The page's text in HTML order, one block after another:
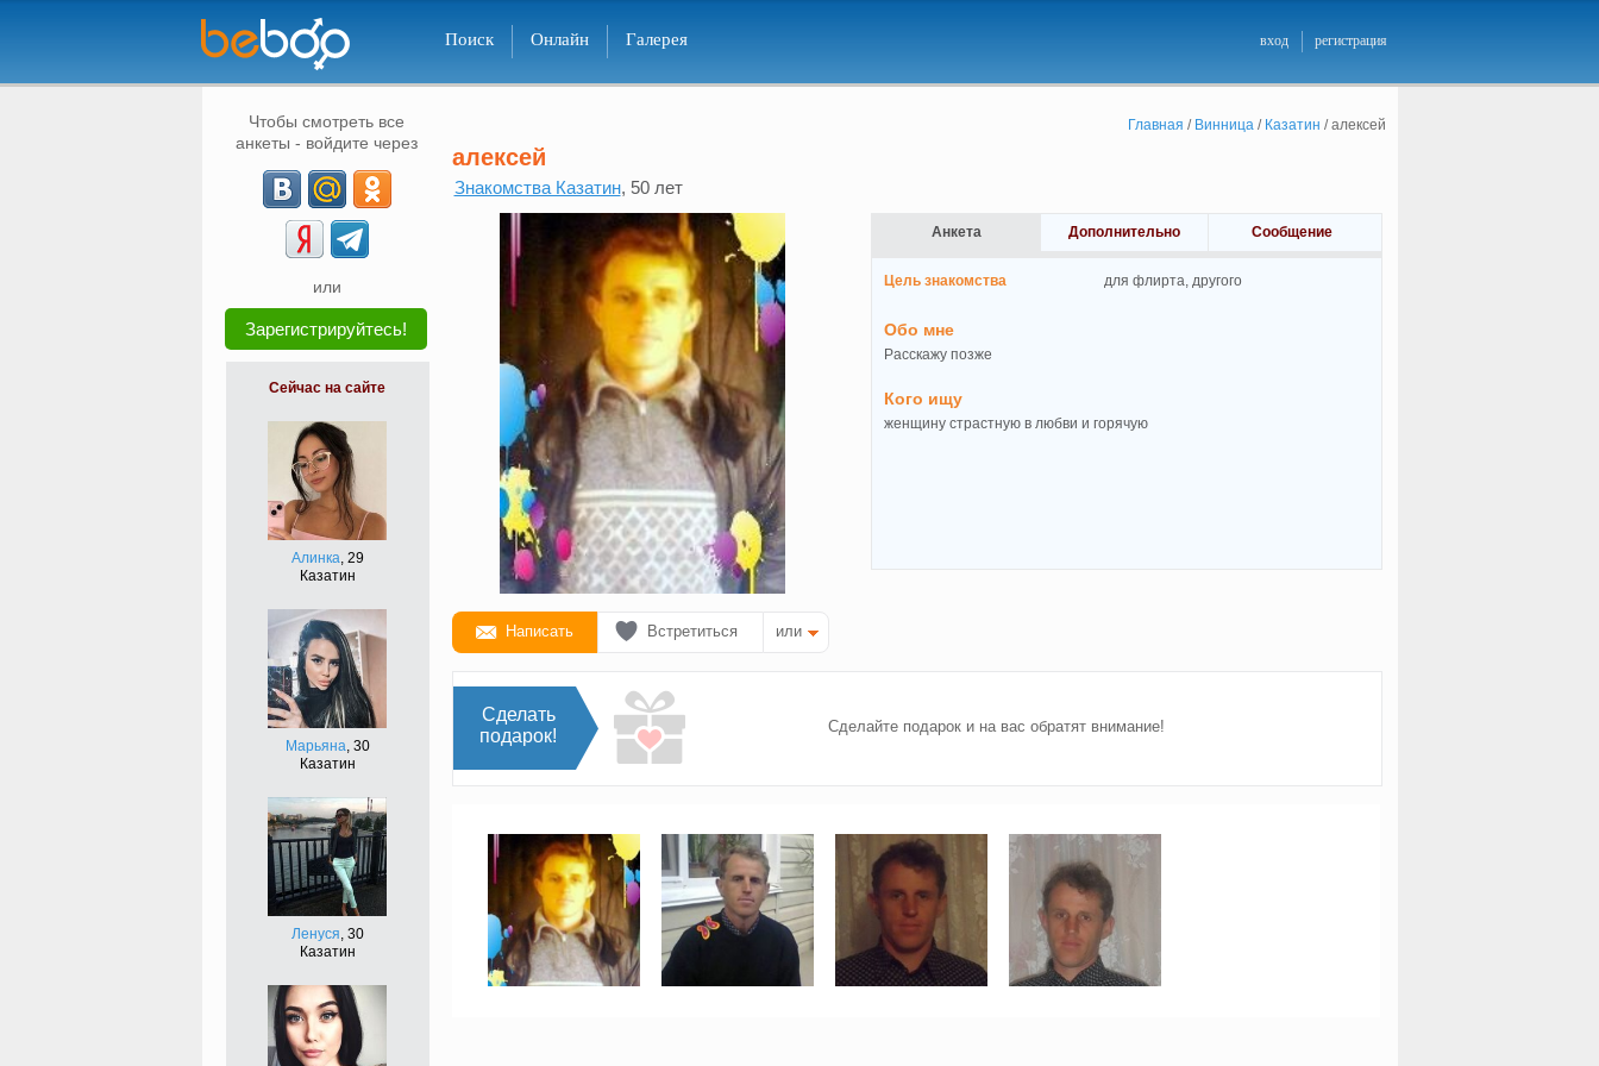
Поиск Онлайн Галерея вход регистрация
Чтобы смотреть все
анкеты - войдите через
или
Зарегистрируйтесь!
Сейчас на сайте
Алинка, 29
Казатин
Марьяна, 30
Казатин
Ленуся, 30
Казатин
Главная / Винница/ Казатин /алексей
алексей
Знакомства Казатин, 50 лет
Написать Встретиться или
Анкета Дополнительно Сообщение
Цель знакомства для флирта, другого
Обо мне
Расскажу позже
Кого ищу
женщину страстную в любви и горячую
Сделать
подарок!
Сделайте подарок и на вас обратят внимание!